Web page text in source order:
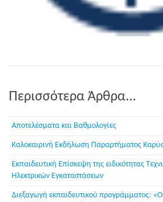
Περισσότερα Άρθρα...
Αποτελέσματα και Βαθμολογίες
Καλοκαιρινή Εκδήλωση Παραρτήματος
Εκπαιδευτική Επίσκεψη της ειδικότητας
Ηλεκτρικών Εγκαταστάσεων
Διεξαγωγή εκπαιδευτικού προγράμματος: